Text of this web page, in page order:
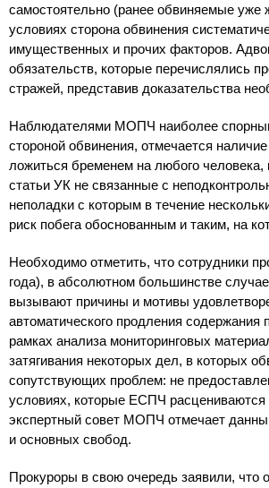
самостоятельно (ранее обвиняемые уже
условиях сторона обвинения
имущественных и прочих факторов.
обязательств, которые перечислялись
стражей, представив доказательства
Наблюдателями МОПЧ наиболее
стороной обвинения, отмечается
ложиться бременем на любого
статьи УК не связанные с
неполадки с которым в течение
риск побега обоснованным и таким, на
Необходимо отметить, что сотрудники
года), в абсолютном большинстве
вызывают причины и мотивы
автоматического продления
рамках анализа мониторинговых
затягивания некоторых дел, в
сопутствующих проблем: не
условиях, которые ЕСПЧ
экспертный совет МОПЧ отмечает
и основных свобод.
Прокуроры в свою очередь заявили, что